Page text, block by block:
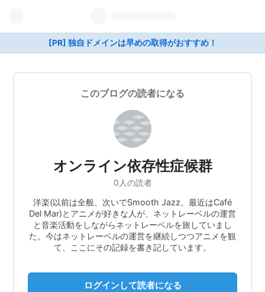
[PR] 独自ドメインは早めの取得がおすすめ！
このブログの読者になる
オンライン依存性症候群
0人の読者
洋楽(以前は全般、次いでSmooth Jazz、最近はCafé
Del Mar)とアニメが好きな人が、ネットレーベルの運営
と音楽活動をしながらネットレーベルを旅していまし
た。今はネットレーベルの運営を継続しつつアニメを観
て、ここにその記録を書き記しています。
ログインして読者になる